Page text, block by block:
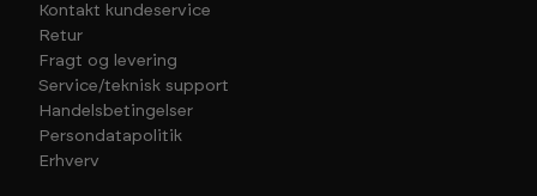
Kontakt kundeservice
Retur
Fragt og levering
Service/teknisk support
Handelsbetingelser
Persondatapolitik
Erhverv